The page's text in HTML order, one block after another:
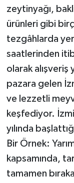
zeytinyağı,
ürünleri gibi
tezgâhlarda yer
saatlerinden
olarak alışveriş
pazara gelen
ve lezzetli
keşfediyor.
yılında
Bir Örnek:
kapsamında,
tamamen